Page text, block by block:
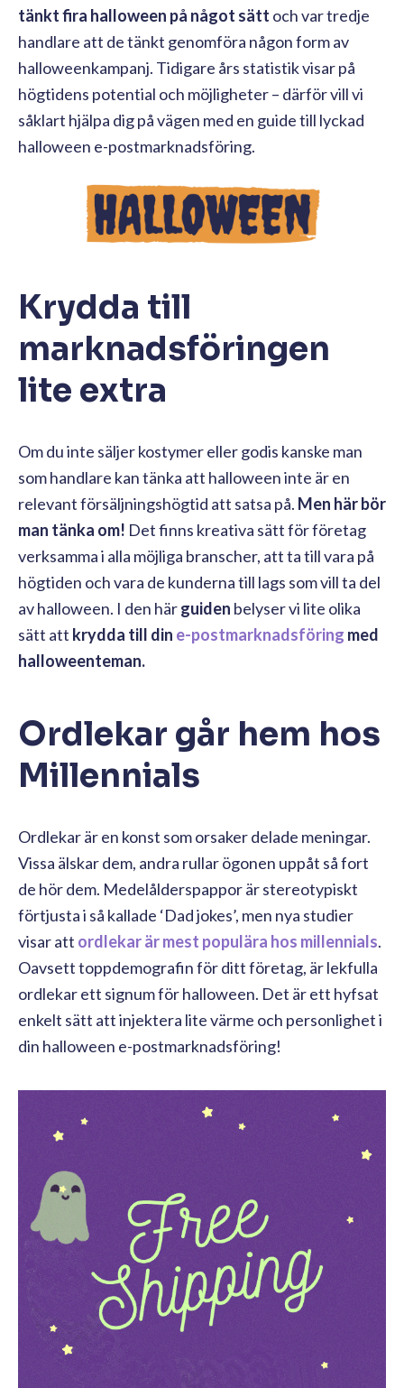
tänkt fira halloween på något sätt och var tredje
handlare att de tänkt genomföra någon form av
halloweenkampanj. Tidigare års statistik visar på
högtidens potential och möjligheter – därför vill vi
såklart hjälpa dig på vägen med en guide till lyckad
halloween e-postmarknadsföring.
Krydda till
marknadsföringen
lite extra
Om du inte säljer kostymer eller godis kanske man
som handlare kan tänka att halloween inte är en
relevant försäljningshögtid att satsa på. Men här bör
man tänka om! Det finns kreativa sätt för företag
verksamma i alla möjliga branscher, att ta till vara på
högtiden och vara de kunderna till lags som vill ta del
av halloween. I den härguiden belyser vi lite olika
sätt att krydda till din e-postmarknadsföring med
halloweenteman.
Ordlekar går hem hos
Millennials
Ordlekar är en konst som orsaker delade meningar.
Vissa älskar dem, andra rullar ögonen uppåt så fort
de hör dem. Medelålderspappor är stereotypiskt
förtjusta i så kallade ‘Dad jokes’, men nya studier
visar att ordlekar är mest populära hos millennials.
Oavsett toppdemografin för ditt företag, är lekfulla
ordlekar ett signum för halloween. Det är ett hyfsat
enkelt sätt att injektera lite värme och personlighet i
din halloween e-postmarknadsföring!